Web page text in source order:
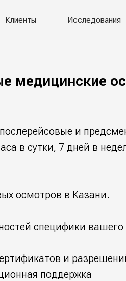
Исследования
медицинские
и
в сутки, 7 дней в
осмотров в Казани.
специфики вашего
и
поддержка